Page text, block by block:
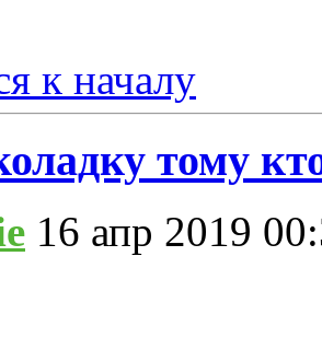
к началу
тому
16 апр 2019